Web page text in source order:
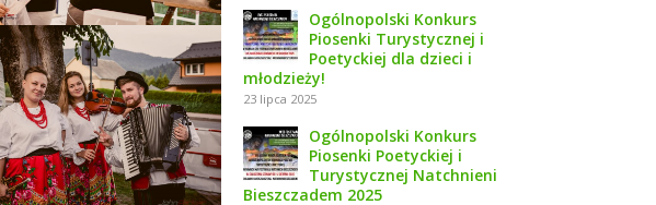
Ogólnopolski Konkurs
Piosenki Turystycznej i
Poetyckiej dla dzieci i
młodzieży!
23 lipca 2025
Ogólnopolski Konkurs
Piosenki Poetyckiej i
Turystycznej Natchnieni
Bieszczadem 2025